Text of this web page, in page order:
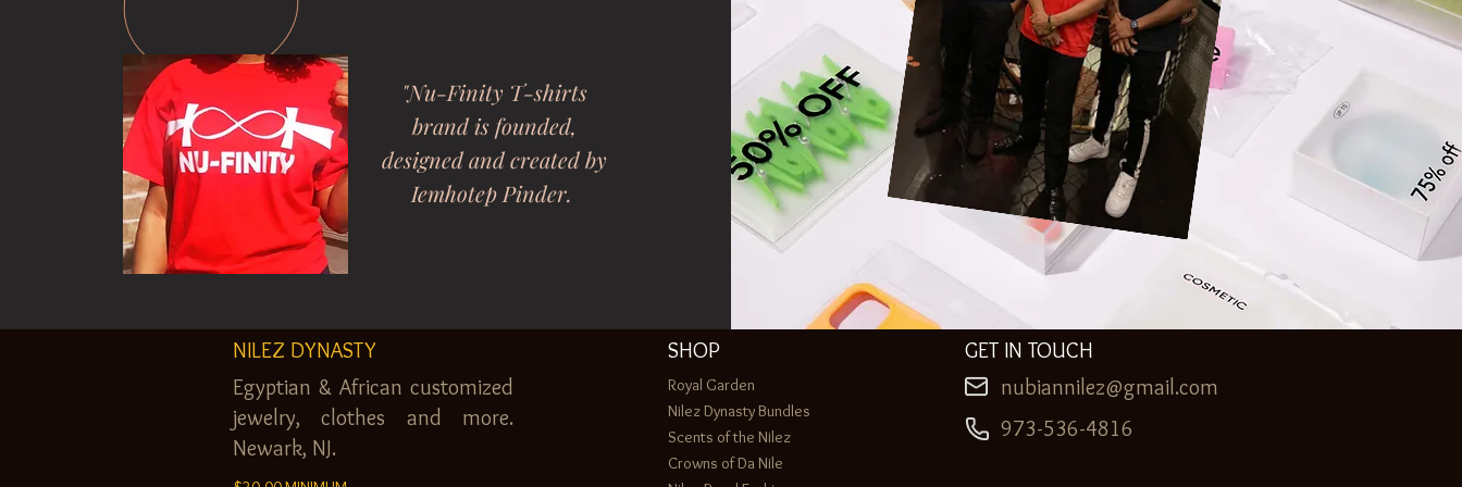
"Nu-Finity T-shirts
brand is founded,
designed and created by
Iemhotep Pinder.
NILEZ DYNASTY
Egyptian & African customized
jewelry, clothes and more.
Newark, NJ.
SHOP
Royal Garden
Nilez Dynasty Bundles
Scents of the Nilez
Crowns of Da Nile
GET IN TOUCH
nubiannilez@gmail.com
973-536-4816